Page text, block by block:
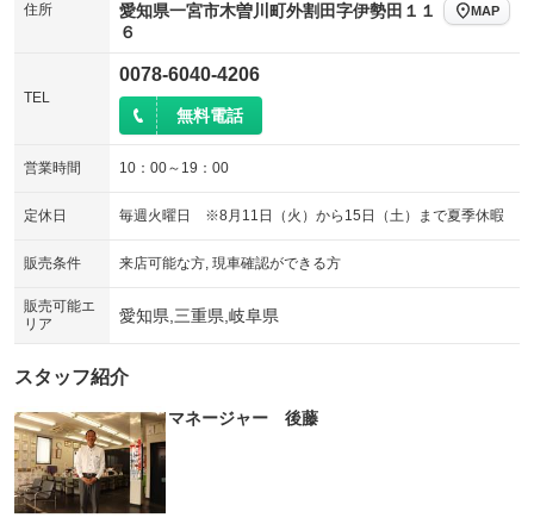
荷台幌付き クラッチレス
：装備なし
レンタカーアップ
ウォークスルー 後席モニター
電動リアゲート
：装備なし
シートエアコン
住所
愛知県一宮市木曽川町外割田字伊勢田１１
６
MAP
TEL
0078-6040-4206
無料電話
営業時間 10：00～19：00
定休日 毎週火曜日 ※8月11日（火）から15日（土）まで夏季休暇
販売条件 来店可能な方, 現車確認ができる方
販売可能エ
リア
愛知県,三重県,岐阜県
スタッフ紹介
マネージャー 後藤